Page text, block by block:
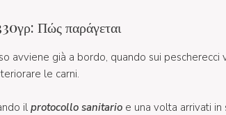
Πώς παράγεται
avviene già a bordo, quando sui pescherecci
le carni.
il protocollo sanitarioe una volta arrivati in